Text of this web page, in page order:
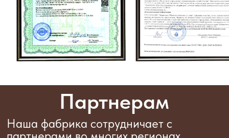
Отдел продаж:
alexey-sladeia@yandex.ru
Региональный менеджер
Атин Сергей Владимирович
Региональный менеджер
+7 910 652-16-32
392029, Россия,
Тамбовская область, г. Тамбов,
ул. Бастионная, 7Л